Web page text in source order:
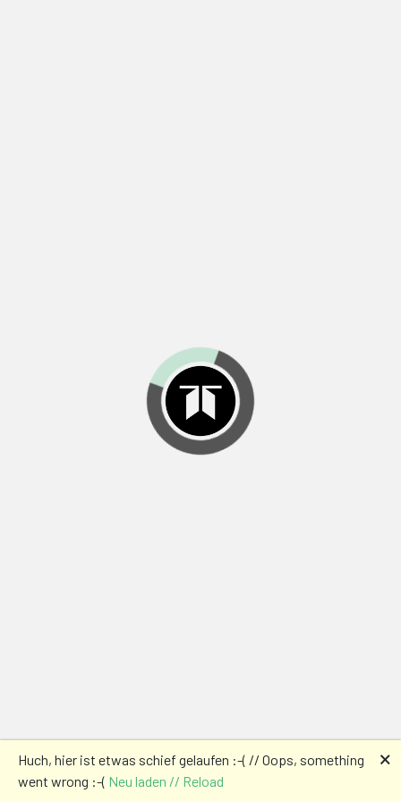
Huch, hier ist etwas schief gelaufen :-( // Oops, something
went wrong :-( Neu laden // Reload
🗙